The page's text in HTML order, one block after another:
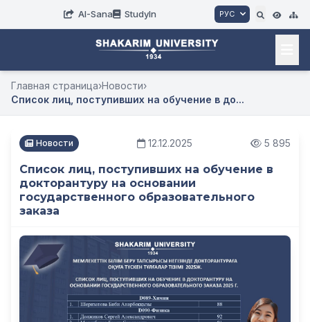
AI-Sana StudyIn РУС
Главная страница›Новости›
Список лиц, поступивших на обучение в до...
Новости 12.12.2025 5 895
Список лиц, поступивших на обучение в
докторантуру на основании
государственного образовательного
заказа